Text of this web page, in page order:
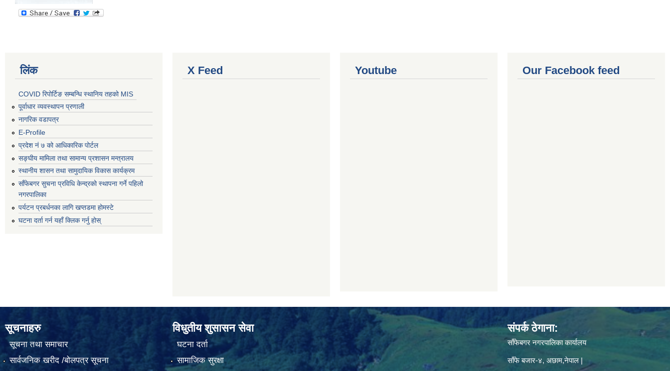
लिंक
COVID रिपोर्टिङ सम्बन्धि स्थानिय तहको MIS
पूर्वाधार व्यवस्थापन प्रणाली
नागरिक वडापत्र
E-Profile
प्रदेश नं ७ को आधिकारिक पोर्टल
सङ्घीय मामिला तथा सामान्य प्रशासन मन्त्रालय
स्थानीय शासन तथा सामुदायिक विकास कार्यक्रम
साँफेबगर सुचना प्रविधि केन्द्रको स्थापना गर्ने पहिलो
नगरपालिका
पर्यटन प्रबर्धनका लागि खप्तडमा होमस्टे
घटना दर्ता गर्न यहाँ क्लिक गर्नु होस्
X Feed Youtube Our Facebook feed
सूचनाहरु
सूचना तथा समाचार
सार्वजनिक खरीद /बोलपत्र सूचना
विधुतीय शुसासन सेवा
घटना दर्ता
सामाजिक सुरक्षा
संपर्क ठेगाना:
साँफेबगर नगरपालिका कार्यालय
साँफे बजार-४, अछाम,नेपाल |